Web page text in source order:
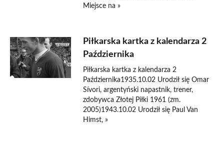
Miejsce na »
Piłkarska kartka z kalendarza 2
Października
Piłkarska kartka z kalendarza 2
Października1935.10.02 Urodził się Omar
Sívori, argentyński napastnik, trener,
zdobywca Złotej Piłki 1961 (zm.
2005)1943.10.02 Urodził się Paul Van
Himst, »